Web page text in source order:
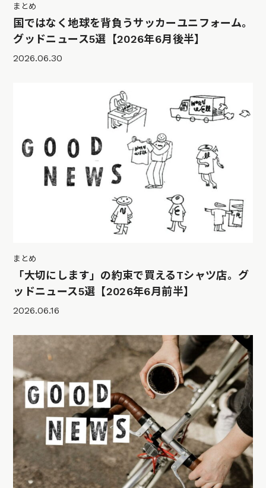
まとめ
国ではなく地球を背負うサッカーユニフォーム。
グッドニュース5選【2026年6月後半】
2026.06.30
まとめ
「大切にします」の約束で買えるTシャツ店。グ
ッドニュース5選【2026年6月前半】
2026.06.16